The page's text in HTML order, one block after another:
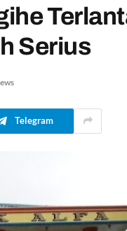
Serius
Telegram